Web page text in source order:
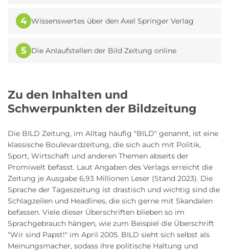
Zu den Inhalten und
Schwerpunkten der Bildzeitung
Die BILD Zeitung, im Alltag häufig "BILD" genannt, ist eine
klassische Boulevardzeitung, die sich auch mit Politik,
Sport, Wirtschaft und anderen Themen abseits der
Promiwelt befasst. Laut Angaben des Verlags erreicht die
Zeitung je Ausgabe 6,93 Millionen Leser (Stand 2023). Die
Sprache der Tageszeitung ist drastisch und wichtig sind die
Schlagzeilen und Headlines, die sich gerne mit Skandalen
befassen. Viele dieser Überschriften blieben so im
Sprachgebrauch hängen, wie zum Beispiel die Überschrift
"Wir sind Papst!" im April 2005. BILD sieht sich selbst als
Meinungsmacher, sodass ihre politische Haltung und
4 Wissenswertes über den Axel Springer Verlag
5 Die Anlaufstellen der Bild Zeitung online